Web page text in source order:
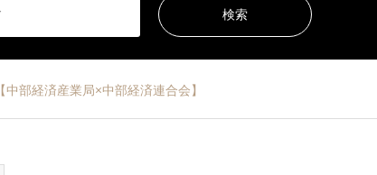
部経済産業局×中部経済連合会】